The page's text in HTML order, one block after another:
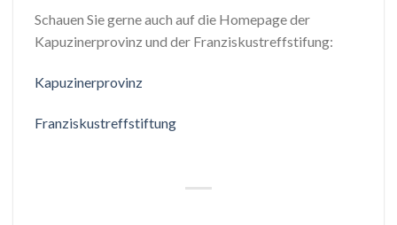
Schauen Sie gerne auch auf die Homepage der
Kapuzinerprovinz und der Franziskustreffstifung:
Kapuzinerprovinz
Franziskustreffstiftung